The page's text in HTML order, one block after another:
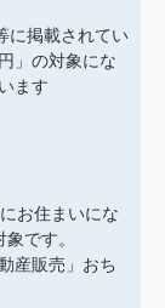
に掲載されてい
」の対象にな
ます
お住まいにな
です。
産販売」おち